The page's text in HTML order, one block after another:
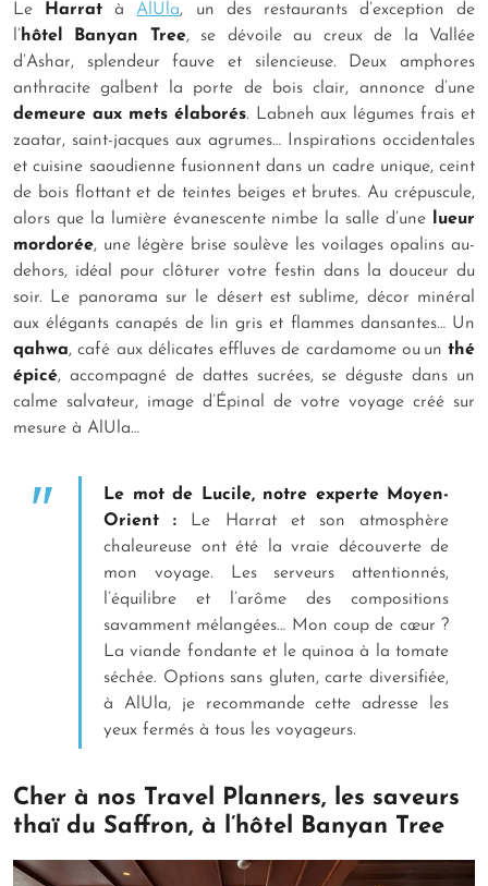
Le Harrat àAlUla, un des restaurants d’exception de
l’hôtel Banyan Tree, se dévoile au creux de la Vallée
d’Ashar, splendeur fauve et silencieuse. Deux amphores
anthracite galbent la porte de bois clair, annonce d’une
demeure aux mets élaborés. Labneh aux légumes frais et
zaatar, saint-jacques aux agrumes… Inspirations occidentales
et cuisine saoudienne fusionnent dans un cadre unique, ceint
de bois flottant et de teintes beiges et brutes. Au crépuscule,
alors que la lumière évanescente nimbe la salle d’une lueur
mordorée, une légère brise soulève les voilages opalins au-
dehors, idéal pour clôturer votre festin dans la douceur du
soir. Le panorama sur le désert est sublime, décor minéral
aux élégants canapés de lin gris et flammes dansantes… Un
qahwa, café aux délicates effluves de cardamome ou un thé
épicé, accompagné de dattes sucrées, se déguste dans un
calme salvateur, image d’Épinal de votre voyage créé sur
mesure à AlUla…
Le mot de Lucile, notre experte Moyen-
Orient : Le Harrat et son atmosphère
chaleureuse ont été la vraie découverte de
mon voyage. Les serveurs attentionnés,
l’équilibre et l’arôme des compositions
savamment mélangées… Mon coup de cœur ?
La viande fondante et le quinoa à la tomate
séchée. Options sans gluten, carte diversifiée,
à AlUla, je recommande cette adresse les
yeux fermés à tous les voyageurs.
Cher à nos Travel Planners, les saveurs
thaï du Saffron, à l’hôtel Banyan Tree